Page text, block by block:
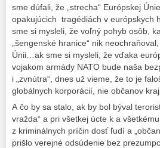
sme dúfali, že „strecha“ Európskej
opakujúcich tragédiách v európskych
sme si mysleli, že voľný pohyb osôb,
„šengenské hranice“ nik
Únii…ak sme si mysleli, že vďaka
vojakom armády NATO bude naša
i „zvnútra“, dnes už vieme, že to je
globálnych korporácií, nie občanov
A čo by sa stalo, ak by bol býval
vražda“ a pri všetkej úcte k a
z kriminálnych príčin dosť ľudí a
prišlo verejné odsúdenie bez